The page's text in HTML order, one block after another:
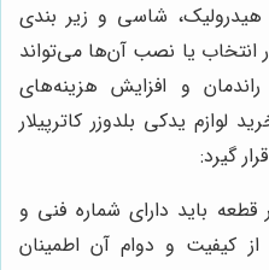
شاسی و زیر بندی
یا نصب آن‌ها می‌تواند
و افزایش هزینه‌های
لوازم یدکی بلدوزر کاترپیلار
گیرد:
قطعه باید دارای شماره فنی و
کیفیت و دوام آن اطمینان